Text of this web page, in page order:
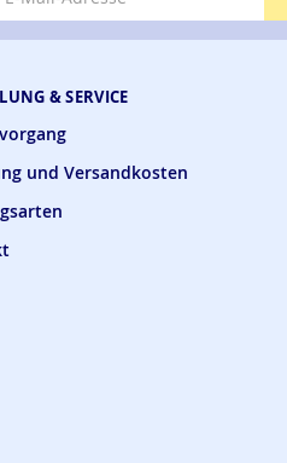
& SERVICE
und Versandkosten